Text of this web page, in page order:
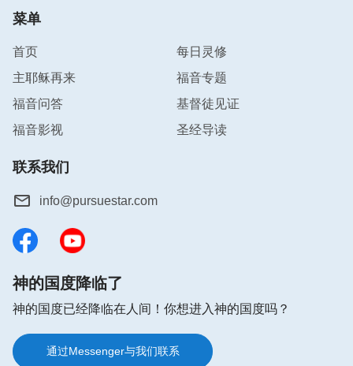
日，守住耶和华的律法即可，到安息日谁也不干活，
日照样干活，该聚会聚会，该祷告祷告，一点不受辖
制。在恩典时代那些人都得受浸，还禁食、掰饼、喝
酒、蒙头、洗脚，到现在这些规条都废去了，对人有
了更高的要求，因神的工作不断进深，人的进入也不
的、死的，他让人持守的是分时代、分阶段的，并不
不是让人死而旧的魔鬼，这一点你们还不明白吗？’
Lily姊妹交通说：“主耶稣的话和全能神的话语告诉我
们一个真理，新的时代到来，旧的时代就过去了。圣
灵是随着新时代作工的，神作新工作了，如果我们还
守着旧的工作、旧的实行不放，生命就会停滞不前。
神的作工是新的、活的，神按时代的不同、阶段的不
同而对人提出不同的要求，在新时代到来时，神从不
菜单
首页
每日灵修
主耶稣再来
福音专题
福音问答
基督徒见证
福音影视
圣经导读
联系我们
info@pursuestar.com
神的国度降临了
神的国度已经降临在人间！你想进入神的国度吗？
通过Messenger与我们联系